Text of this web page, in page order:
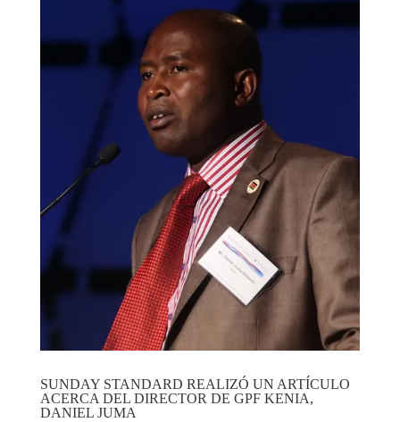
SUNDAY STANDARD REALIZÓ UN ARTÍCULO
ACERCA DEL DIRECTOR DE GPF KENIA,
DANIEL JUMA